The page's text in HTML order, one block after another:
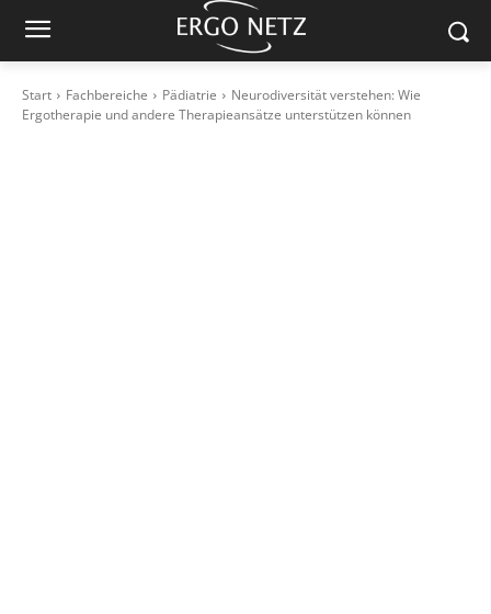
Start Fachbereiche Pädiatrie
Neurodiversität verstehen: Wie
Ergotherapie und andere Therapieansätze unterstützen können